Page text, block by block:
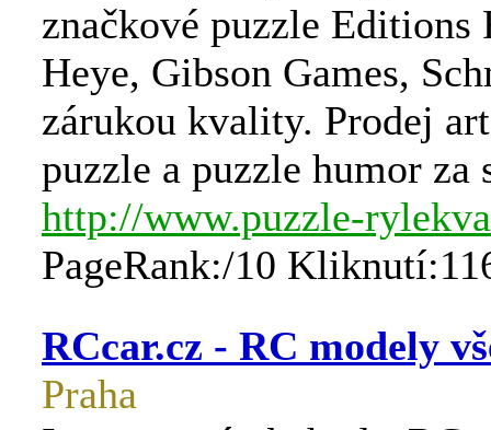
značkové puzzle Editions
Heye, Gibson Games,
zárukou kvality. Prodej
puzzle a puzzle humor za
http://www.puzzle-
PageRank:/10
RCcar.cz - RC modely
Praha